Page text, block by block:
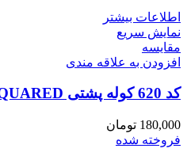
اطلاعات بیشتر
نمایش سریع
مقايسه
افزودن به علاقه مندی
کد 620 کوله پشتی DSQUARED
180,000 تومان
فروخته شده